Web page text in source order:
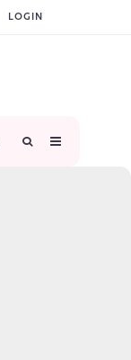
LOGIN